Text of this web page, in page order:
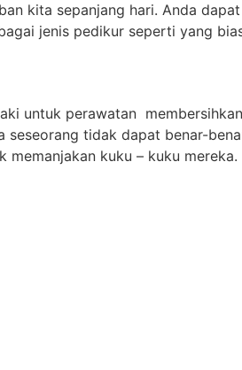
kita sepanjang hari. Anda
jenis pedikur seperti yang
untuk perawatan
tidak dapat benar-
kuku – kuku